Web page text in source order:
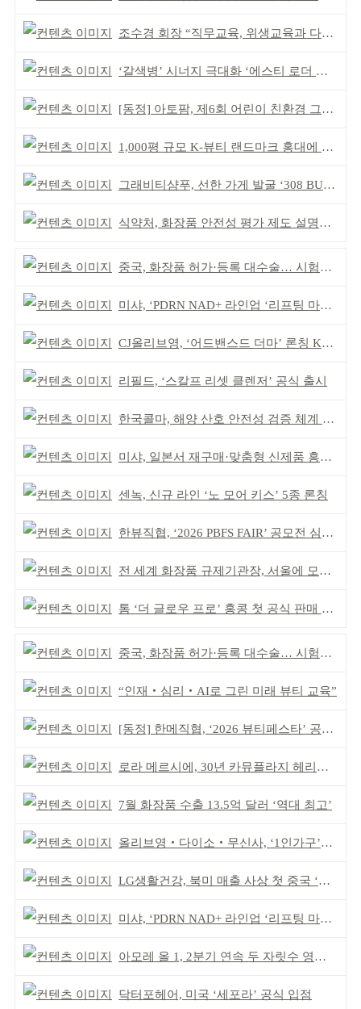
조수경 회장 “직무교육, 위생교육과 다르다”
‘갈색병’ 시너지 극대화 ‘에스티 로더 스킨부스터’ 출시
[동정] 아토팜, 제6회 어린이 친환경 그림대회 개최
1,000평 규모 K-뷰티 랜드마크 홍대에 뜬다
그래비티샴푸, 선한 가게 발굴 ‘308 BUYCOTT’ 출범
식약처, 화장품 안전성 평가 제도 설명회 개최
중국, 화장품 허가·등록 대수술… 시험자료 공용 허용
미샤, ‘PDRN NAD+ 라인업 ‘리프팅 마스크’ 출시
CJ올리브영, ‘어드밴스드 더마’ 론칭 K더마 육성 박차
리필드, ‘스칼프 리셋 클렌저’ 공식 출시
한국콜마, 해양 산호 안전성 검증 체계 구축
미샤, 일본서 재구매·맞춤형 신제품 흥행 ‘쌍끌이’
센녹, 신규 라인 ‘노 모어 키스’ 5종 론칭
한뷰직협, ‘2026 PBFS FAIR’ 공모전 심사 성료
전 세계 화장품 규제기관장, 서울에 모인다
톰 ‘더 글로우 프로’ 홍콩 첫 공식 판매 완판
중국, 화장품 허가·등록 대수술… 시험자료 공용 허용
“인재‧심리‧AI로 그린 미래 뷰티 교육”
[동정] 한메직협, ‘2026 뷰티페스타’ 공동 주최
로라 메르시에, 30년 카뮤플라지 헤리티지 담아
7월 화장품 수출 13.5억 달러 ‘역대 최고’
올리브영‧다이소‧무신사, ‘1인가구’가 이끈다
LG생활건강, 북미 매출 사상 첫 중국 ‘추월’
미샤, ‘PDRN NAD+ 라인업 ‘리프팅 마스크’ 출시
아모레 올 1, 2분기 연속 두 자릿수 영업이익률 기록
닥터포헤어, 미국 ‘세포라’ 공식 입점